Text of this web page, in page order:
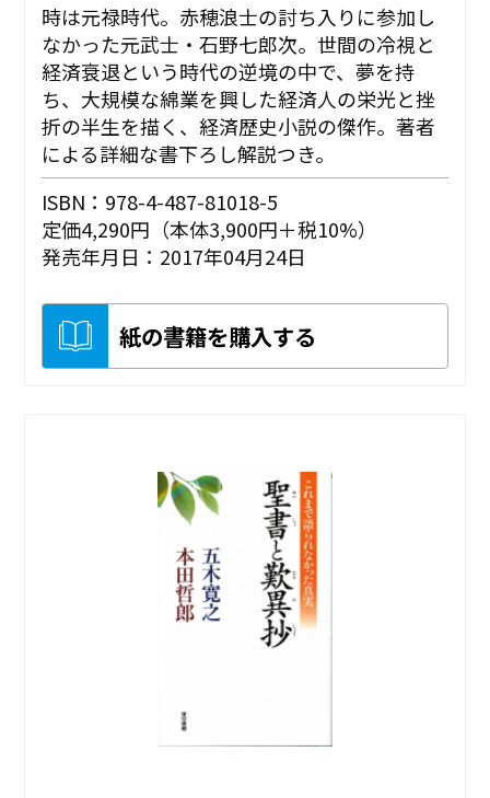
時は元禄時代。赤穂浪士の討ち入りに参加し
なかった元武士・石野七郎次。世間の冷視と
経済衰退という時代の逆境の中で、夢を持
ち、大規模な綿業を興した経済人の栄光と挫
折の半生を描く、経済歴史小説の傑作。著者
による詳細な書下ろし解説つき。
ISBN：978-4-487-81018-5
定価4,290円（本体3,900円＋税10%）
発売年月日：2017年04月24日
紙の書籍を購入する